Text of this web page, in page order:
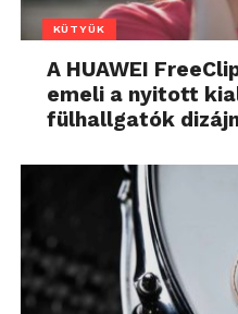
KÜTYÜK
A HUAWEI
emeli a nyitott
fülhallgatók